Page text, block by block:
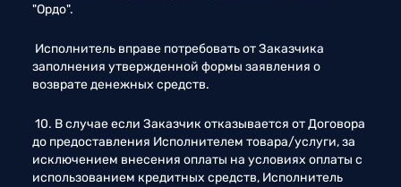
"Ордо".
заполнения утвержденной формы заявления о
возврате денежных средств.
до предоставления Исполнителем товара/услуги, за
исключением внесения оплаты на условиях оплаты с
использованием кредитных средств, Исполнитель